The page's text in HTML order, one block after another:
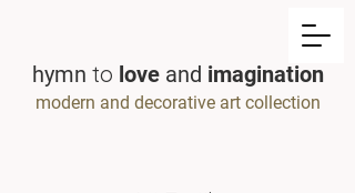
hymn to love and imagination
modern and decorative art collection